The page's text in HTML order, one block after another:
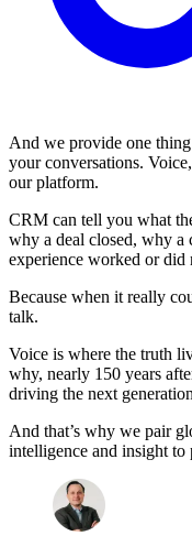
And we provide one
your conversations.
our platform.
CRM can tell you what
why a deal closed, why a
experience worked or did
Because when it really
talk.
Voice is where the truth
why, nearly 150 years
driving the next
And that’s why we pair
intelligence and insight to